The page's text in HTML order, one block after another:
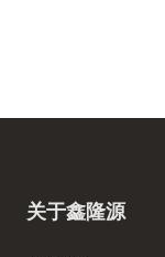
关于鑫隆源